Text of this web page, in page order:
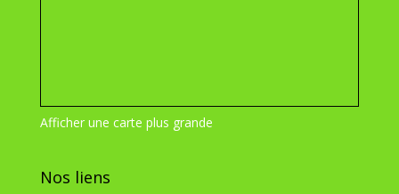
Afficher une carte plus grande
Nos liens